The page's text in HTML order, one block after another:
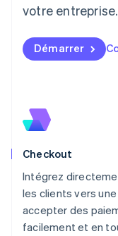
votre entreprise.
Démarrer
Checkout
Intégrez
les clients vers
accepter des
facilement et en
English
FrançaisDeutsch
Malaisie
Mexique
Español
English
Nouvelle-
English
Pays-Bas
Nederlands English
Pologne